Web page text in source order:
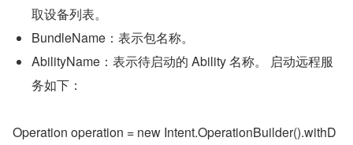
取设备列表。
BundleName：表示包名称。
AbilityName：表示待启动的 Ability 名称。 启动远程服
务如下：
Operation operation = new Intent.OperationBuilder().withD